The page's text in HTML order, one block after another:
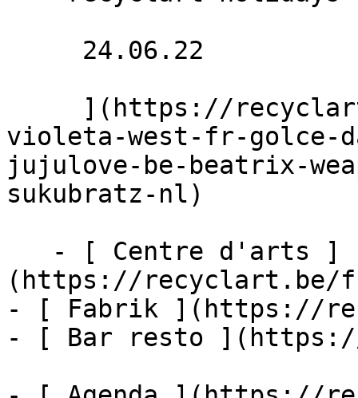
violeta-west-fr-golce-
jujulove-be-beatrix-
sukubratz-nl)
(https://recyclart.be/
- [ Fabrik ](https://
- [ Bar resto